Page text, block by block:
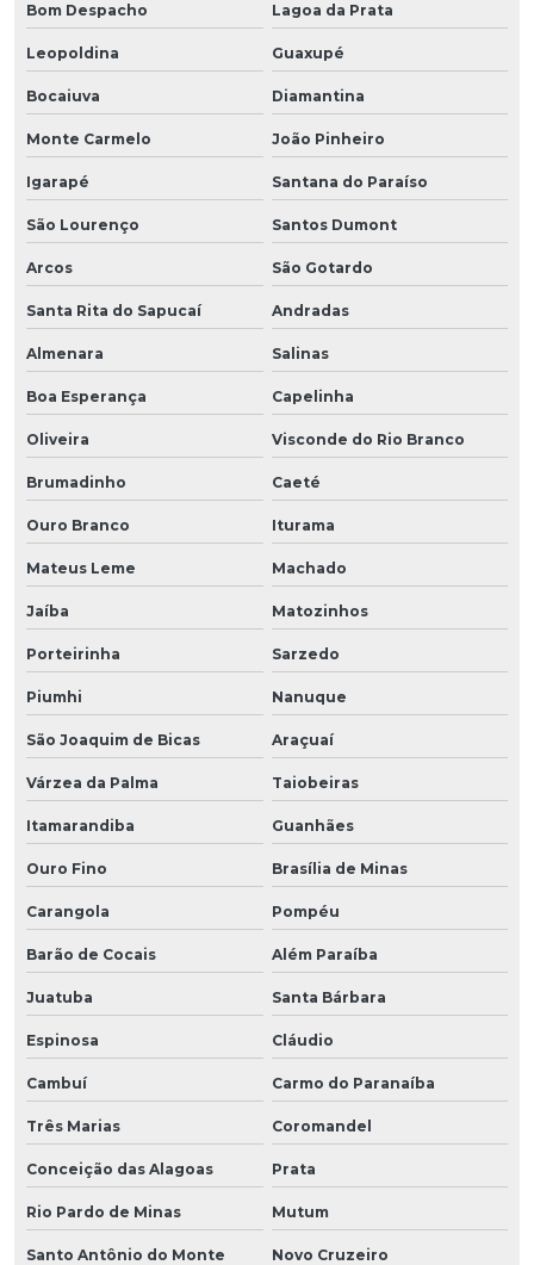
Bom Despacho Lagoa da Prata
Leopoldina Guaxupé
Bocaiuva Diamantina
Monte Carmelo João Pinheiro
Igarapé Santana do Paraíso
São Lourenço Santos Dumont
Arcos São Gotardo
Santa Rita do Sapucaí Andradas
Almenara Salinas
Boa Esperança Capelinha
Oliveira Visconde do Rio Branco
Brumadinho Caeté
Ouro Branco Iturama
Mateus Leme Machado
Jaíba Matozinhos
Porteirinha Sarzedo
Piumhi Nanuque
São Joaquim de Bicas Araçuaí
Várzea da Palma Taiobeiras
Itamarandiba Guanhães
Ouro Fino Brasília de Minas
Carangola Pompéu
Barão de Cocais Além Paraíba
Juatuba Santa Bárbara
Espinosa Cláudio
Cambuí Carmo do Paranaíba
Três Marias Coromandel
Conceição das Alagoas Prata
Rio Pardo de Minas Mutum
Santo Antônio do Monte Novo Cruzeiro